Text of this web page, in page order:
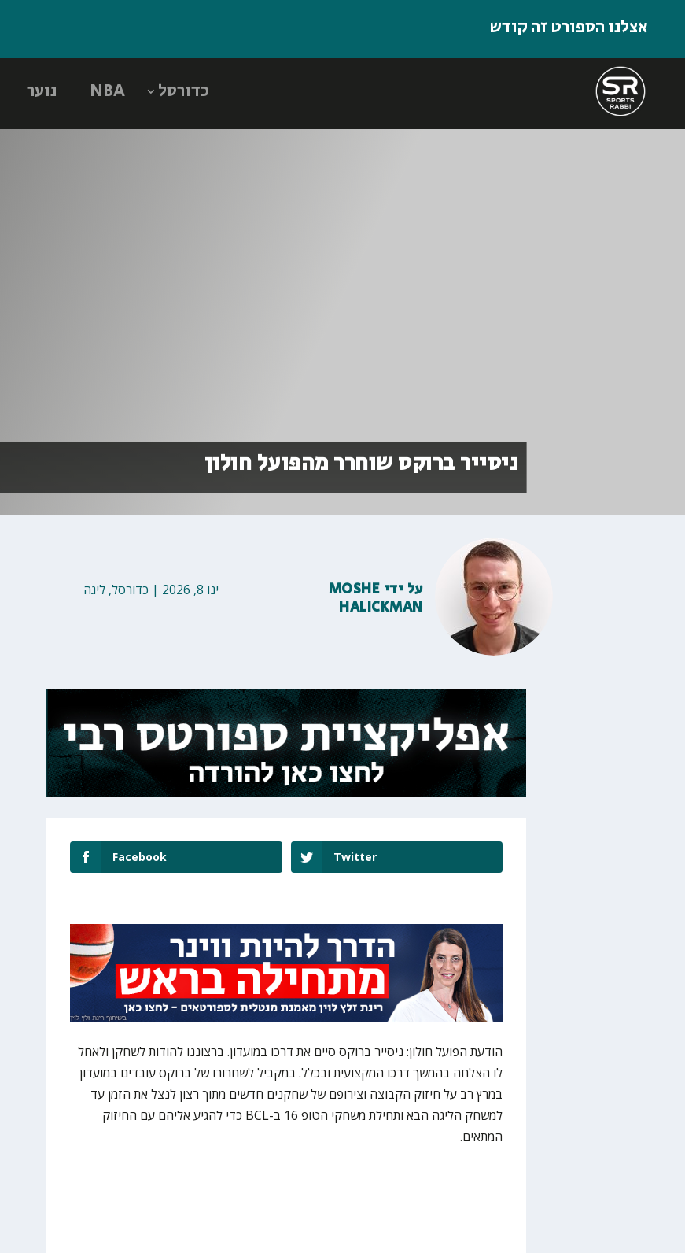
אצלנו הספורט זה קודש
כדורסל NBA נוער
ניסייר ברוקס שוחרר מהפועל חולון
ינו 8, 2026 | כדורסל,ליגה על ידי MOSHE
HALICKMAN
Facebook Twitter
הודעת הפועל חולון: ניסייר ברוקס סיים את דרכו במועדון. ברצוננו להודות לשחקן ולאחל
לו הצלחה בהמשך דרכו המקצועית ובכלל. במקביל לשחרורו של ברוקס עובדים במועדון
במרץ רב על חיזוק הקבוצה וצירופם של שחקנים חדשים מתוך רצון לנצל את הזמן עד
למשחק הליגה הבא ותחילת משחקי הטופ 16 ב-BCL כדי להגיע אליהם עם החיזוק
המתאים.